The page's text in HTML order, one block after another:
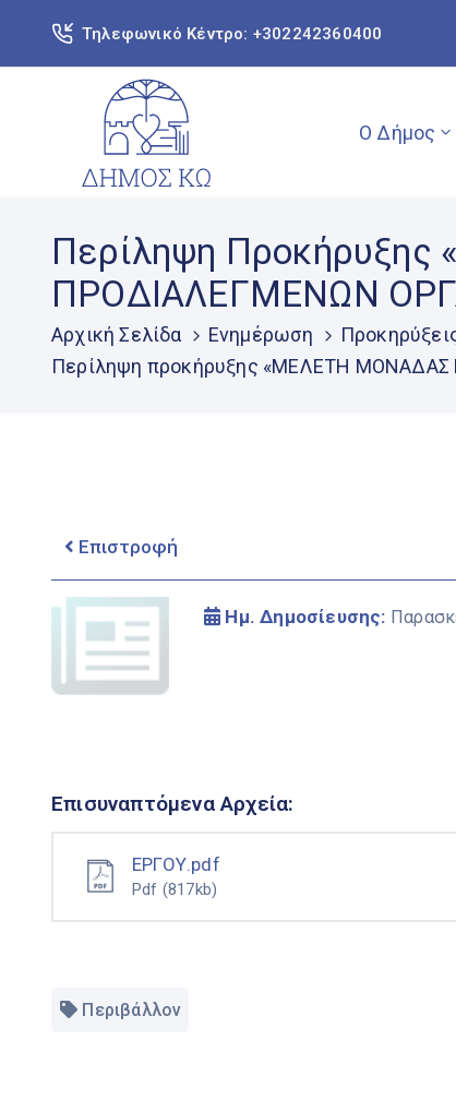
Τηλεφωνικό Κέντρο: +302242360400
Ο Δήμος
Περίληψη
ΠΡΟΔΙΑΛΕΓΜΕΝΩΝ
Αρχική Σελίδα Ενημέρωση
Περίληψη προκήρυξης «ΜΕΛΕΤΗ
Επιστροφή
Ημ. Δημοσίευσης:
Επισυναπτόμενα Αρχεία:
ΕΡΓΟΥ.pdf
Pdf (817kb)
Περιβάλλον